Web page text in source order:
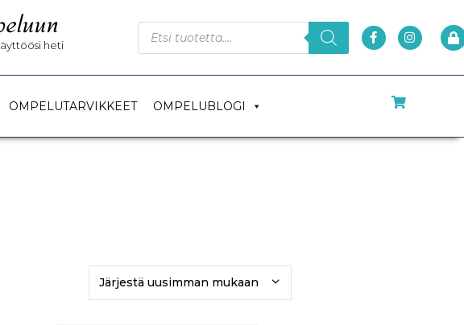
heti
OMPELUTARVIKKEET OMPELUBLOGI